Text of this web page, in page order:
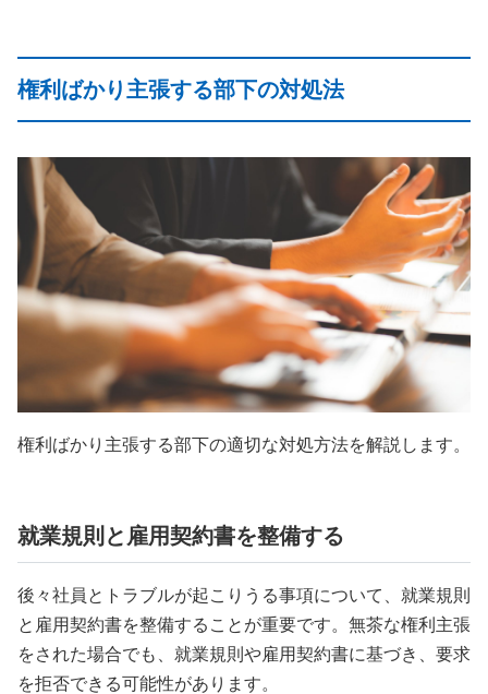
権利ばかり主張する部下の対処法
権利ばかり主張する部下の適切な対処方法を解説します。
就業規則と雇用契約書を整備する
後々社員とトラブルが起こりうる事項について、就業規則
と雇用契約書を整備することが重要です。無茶な権利主張
をされた場合でも、就業規則や雇用契約書に基づき、要求
を拒否できる可能性があります。